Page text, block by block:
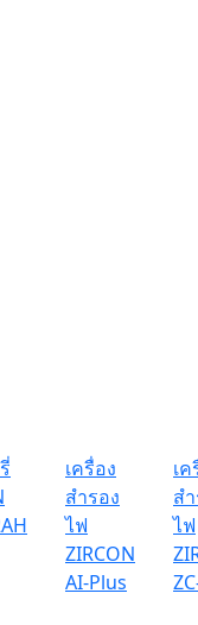
เครื่อง
สำรอง
ไฟ
ZIRCON
AI-Plus
เ
ส
ไฟ